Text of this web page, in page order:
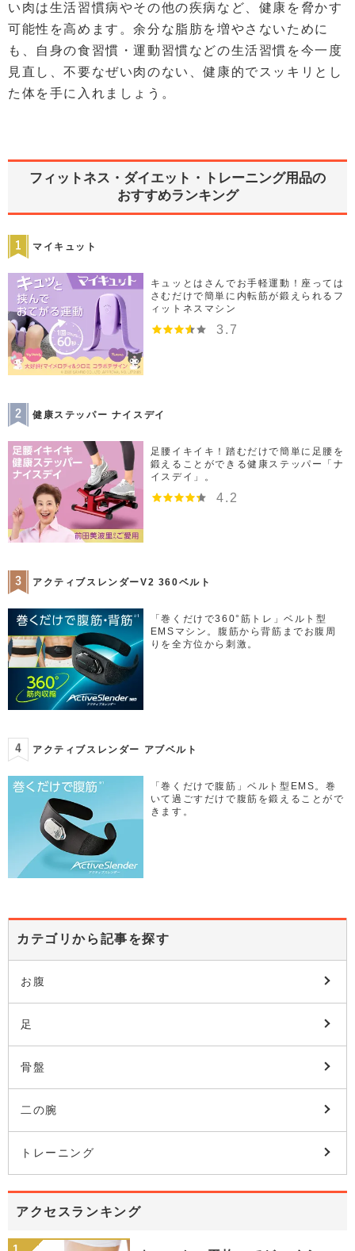
い肉は生活習慣病やその他の疾病など、健康を脅かす
可能性を高めます。余分な脂肪を増やさないために
も、自身の食習慣・運動習慣などの生活習慣を今一度
見直し、不要なぜい肉のない、健康的でスッキリとし
た体を手に入れましょう。
アクセスランキング
カテゴリから記事を探す
お腹
足
骨盤
二の腕
トレーニング
フィットネス・ダイエット・トレーニング用品の
おすすめランキング
マイキュット
3.7
キュッとはさんでお手軽運動！座っては
さむだけで簡単に内転筋が鍛えられるフ
ィットネスマシン
健康ステッパー ナイスデイ
4.2
足腰イキイキ！踏むだけで簡単に足腰を
鍛えることができる健康ステッパー「ナ
イスデイ」。
アクティブスレンダーV2 360ベルト
「巻くだけで360°筋トレ」ベルト型
EMSマシン。腹筋から背筋までお腹周
りを全方位から刺激。
アクティブスレンダー アブベルト
「巻くだけで腹筋」ベルト型EMS。巻
いて過ごすだけで腹筋を鍛えることがで
きます。